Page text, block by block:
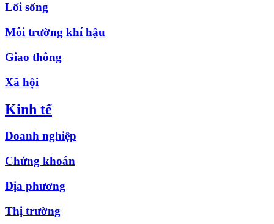
Lối sống
Môi trường khí hậu
Giao thông
Xã hội
Kinh tế
Doanh nghiệp
Chứng khoán
Địa phương
Thị trường